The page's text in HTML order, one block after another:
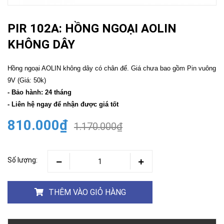
PIR 102A: HỒNG NGOẠI AOLIN
KHÔNG DÂY
Hồng ngoại AOLIN không dây có chân đế. Giá chưa bao gồm Pin vuông
9V (Giá: 50k)
- Bảo hành: 24 tháng
- Liên hệ ngay để nhận được giá tốt
810.000₫ 1.170.000₫
Số lượng:
THÊM VÀO GIỎ HÀNG